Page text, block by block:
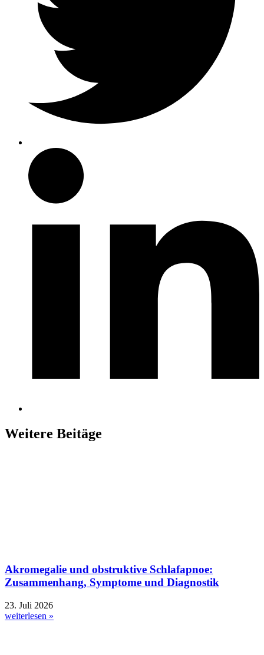
Weitere Beitäge
Akromegalie und obstruktive Schlafapnoe:
Zusammenhang, Symptome und Diagnostik
23. Juli 2026
weiterlesen »